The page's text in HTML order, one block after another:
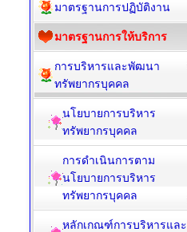
มาตรฐานการปฏิบัติงาน
มาตรฐานการให้บริการ
การบริหารและพัฒนา
ทรัพยากรบุคคล
นโยบายการบริหาร
ทรัพยากรบุคคล
การดำเนินการตาม
นโยบายการบริหาร
ทรัพยากรบุคคล
หลักเกณฑ์การบริหารและ